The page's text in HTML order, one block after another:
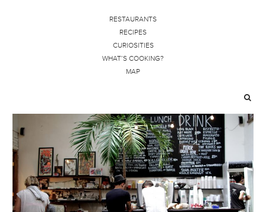
RESTAURANTS
RECIPES
CURIOSITIES
WHAT’S COOKING?
MAP